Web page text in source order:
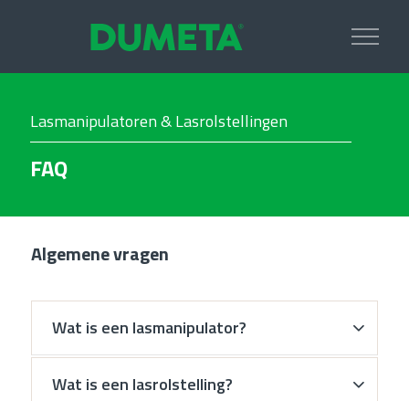
Lasmanipulatoren & Lasrolstellingen
FAQ
Algemene vragen
Wat is een lasmanipulator?
Wat is een lasrolstelling?